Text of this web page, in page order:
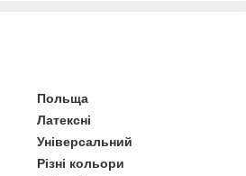
Польща
Латексні
Універсальний
Різні кольори